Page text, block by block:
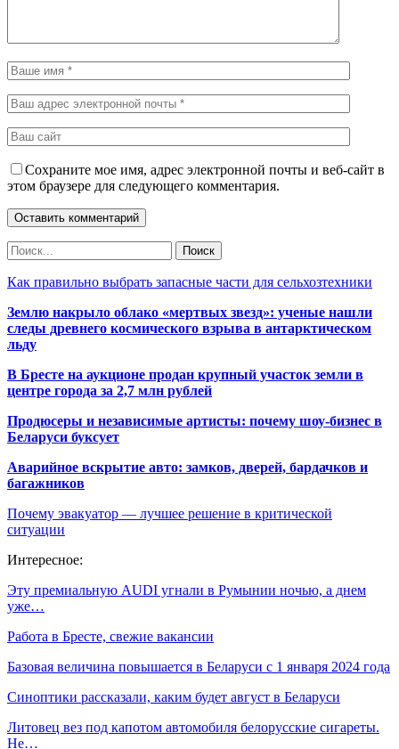
Сохраните мое имя, адрес электронной почты и веб-сайт в
этом браузере для следующего комментария.
Как правильно выбрать запасные части для сельхозтехники
Землю накрыло облако «мертвых звезд»: ученые нашли
следы древнего космического взрыва в антарктическом
льду
В Бресте на аукционе продан крупный участок земли в
центре города за 2,7 млн рублей
Продюсеры и независимые артисты: почему шоу-бизнес в
Беларуси буксует
Аварийное вскрытие авто: замков, дверей, бардачков и
багажников
Почему эвакуатор — лучшее решение в критической
ситуации
Интересное:
Эту премиальную AUDI угнали в Румынии ночью, а днем
уже…
Работа в Бресте, свежие вакансии
Базовая величина повышается в Беларуси с 1 января 2024 года
Синоптики рассказали, каким будет август в Беларуси
Литовец вез под капотом автомобиля белорусские сигареты.
Не…